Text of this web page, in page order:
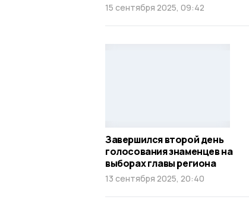
15 сентября 2025, 09:42
Завершился второй день
голосования знаменцев на
выборах главы региона
13 сентября 2025, 20:40